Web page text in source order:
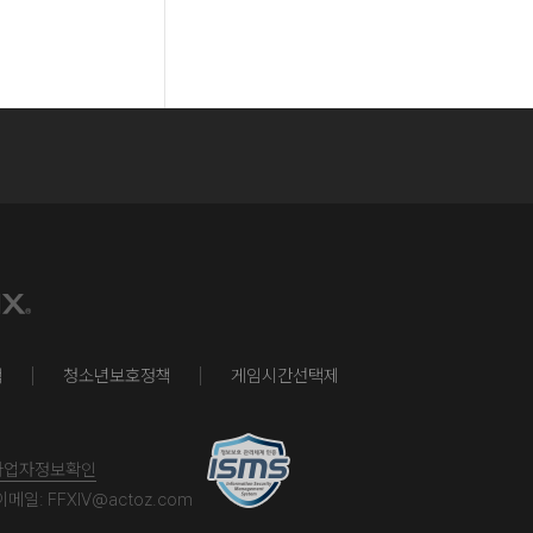
청소년보호정책 게임시간선택제
업자정보확인
메일: FFXIV@actoz.com